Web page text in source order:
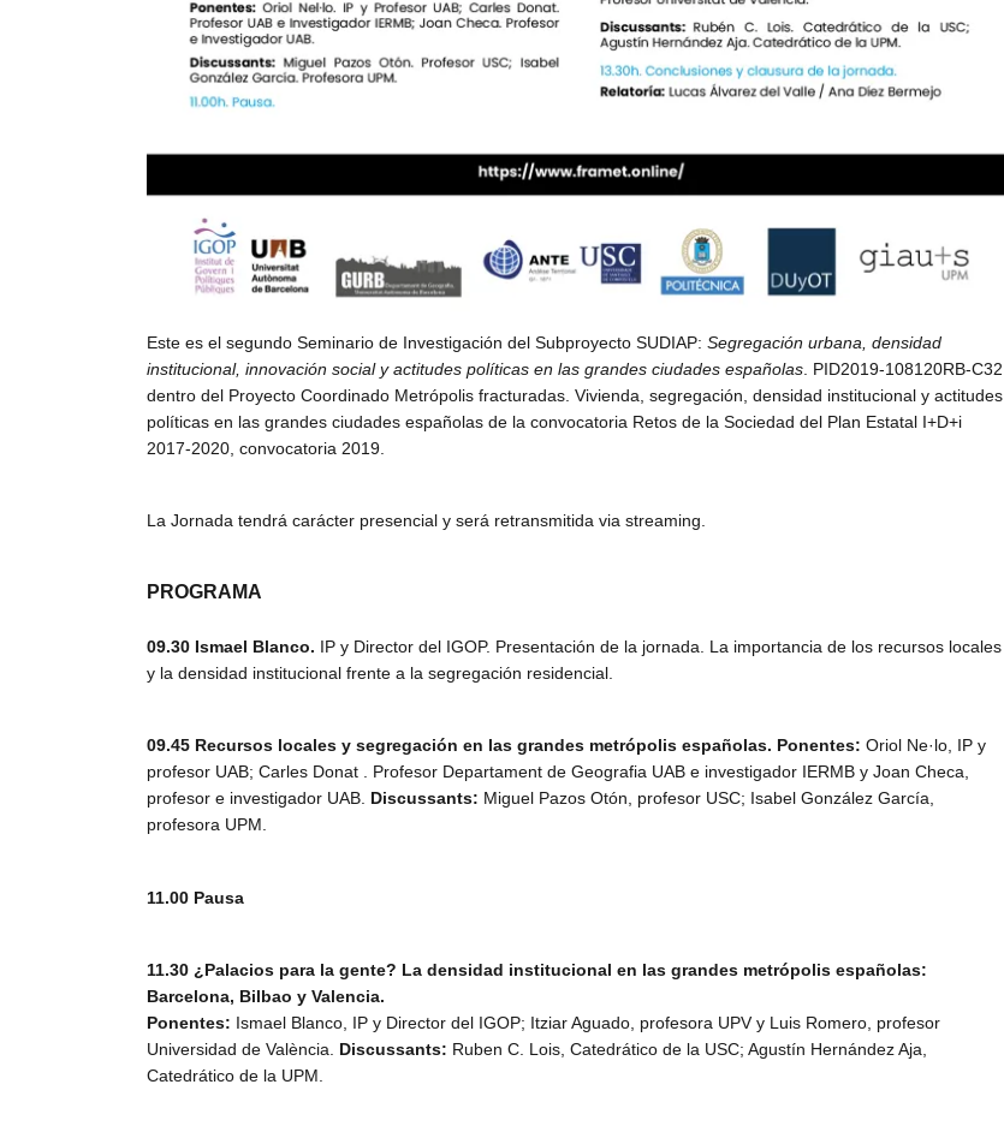
Este es el segundo Seminario de Investigación del Subproyecto SUDIAP: Segregación urbana, densidad
institucional, innovación social y actitudes políticas en las grandes ciudades españolas . PID2019-108120RB-C32
dentro del Proyecto Coordinado Metrópolis fracturadas. Vivienda, segregación, densidad institucional y actitudes
políticas en las grandes ciudades españolas de la convocatoria Retos de la Sociedad del Plan Estatal I+D+i
2017-2020, convocatoria 2019.
La Jornada tendrá carácter presencial y será retransmitida via streaming.
PROGRAMA
09.30 Ismael Blanco. IP y Director del IGOP. Presentación de la jornada. La importancia de los recursos locales
y la densidad institucional frente a la segregación residencial.
09.45 Recursos locales y segregación en las grandes metrópolis españolas. Ponentes: Oriol Ne·lo, IP y
profesor UAB; Carles Donat . Profesor Departament de Geografia UAB e investigador IERMB y Joan Checa,
profesor e investigador UAB. Discussants: Miguel Pazos Otón, profesor USC; Isabel González García,
profesora UPM.
11.00 Pausa
11.30 ¿Palacios para la gente? La densidad institucional en las grandes metrópolis españolas:
Barcelona, Bilbao y Valencia.
Ponentes: Ismael Blanco, IP y Director del IGOP; Itziar Aguado, profesora UPV y Luis Romero, profesor
Universidad de València. Discussants: Ruben C. Lois, Catedrático de la USC; Agustín Hernández Aja,
Catedrático de la UPM.